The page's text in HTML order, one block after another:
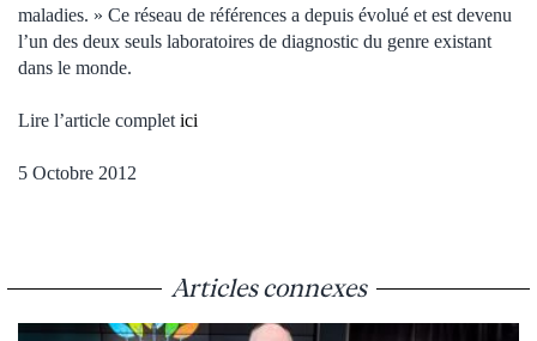
maladies. » Ce réseau de références a depuis évolué et est devenu
l’un des deux seuls laboratoires de diagnostic du genre existant
dans le monde.
Lire l’article complet ici
5 Octobre 2012
Articles connexes